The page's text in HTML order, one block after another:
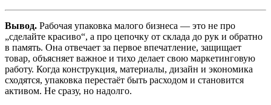
Вывод. Рабочая упаковка малого бизнеса — это не про
„сделайте красиво“, а про цепочку от склада до рук и обратно
в память. Она отвечает за первое впечатление, защищает
товар, объясняет важное и тихо делает свою маркетинговую
работу. Когда конструкция, материалы, дизайн и экономика
сходятся, упаковка перестаёт быть расходом и становится
активом. Не сразу, но надолго.